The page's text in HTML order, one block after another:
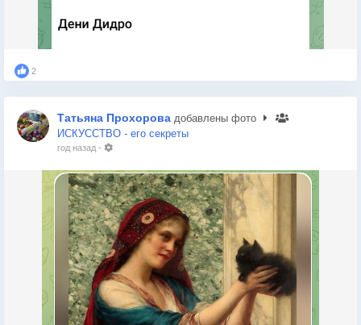
2
Татьяна Прохорова добавлены фото
ИСКУССТВО - его секреты
год назад -